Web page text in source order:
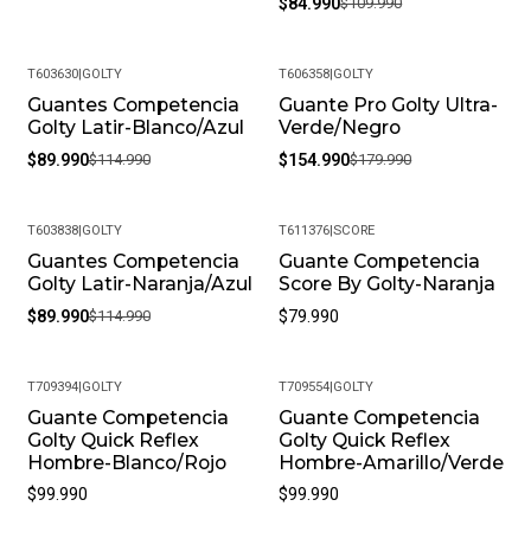
-22%
T603630| GOLTY
Guantes Competencia
Golty Latir-Blanco/Azul
$89.990$114.990
-14%
T606358 GOLTY
Guante Pro Golty Ultra-
Verde/Negro
$154.990$179.990
-22%
T603838| GOLTY
Guantes Competencia
Golty Latir-Naranja/Azul
$89.990$114.990
T611376 |SCORE
Guante Competencia
Score By Golty-Naranja
$79.990
T709394| GOLTY
Guante Competencia
Golty Quick Reflex
Hombre-Blanco/Rojo
$99.990
T709554 GOLTY
Guante Competencia
Golty Quick Reflex
Hombre-Amarillo/Verde
$99.990